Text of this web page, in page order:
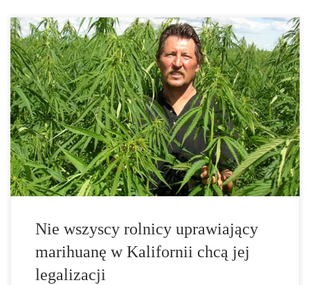
20 lat po tym jak po raz pierwszy stan zalegalizował medyczną
marihuanę, wyborcy w Kalifornii pod koniec listopada zadecydują,
czy należy zalegalizować rekreacyjne wykorzystanie marihuany.
To może oznaczać niezłą gratkę dla hodowców marihuany w stanie
Kalifornia – ale nie każdy […]
Nie wszyscy rolnicy uprawiający
marihuanę w Kalifornii chcą jej
legalizacji